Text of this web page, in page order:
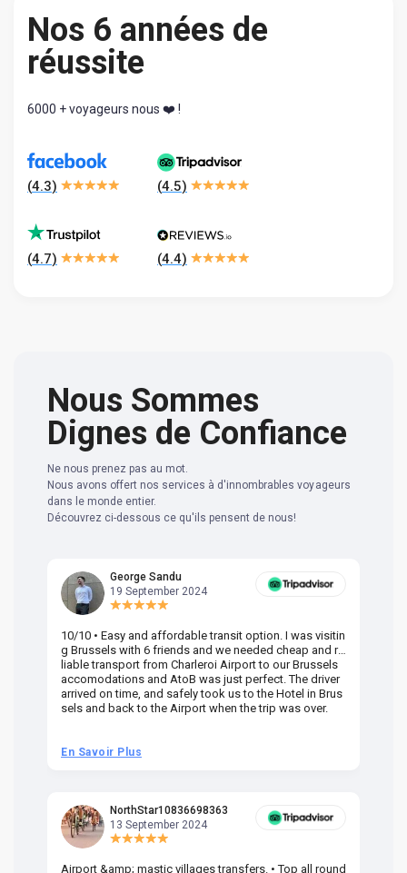
Nos 6 années de
réussite
6000 + voyageurs nous ❤️ !
(4.3) (4.5)
(4.7) (4.4)
Nous Sommes
Dignes de Confiance
Ne nous prenez pas au mot.
Nous avons offert nos services à d'innombrables voyageurs
dans le monde entier.
Découvrez ci-dessous ce qu'ils pensent de nous!
George Sandu
19 September 2024
10/10 • Easy and affordable transit option. I was visitin
g Brussels with 6 friends and we needed cheap and re
liable transport from Charleroi Airport to our Brussels
accomodations and AtoB was just perfect. The driver
arrived on time, and safely took us to the Hotel in Brus
sels and back to the Airport when the trip was over.
En Savoir Plus
NorthStar10836698363
13 September 2024
Airport &amp; mastic villages transfers. • Top all round